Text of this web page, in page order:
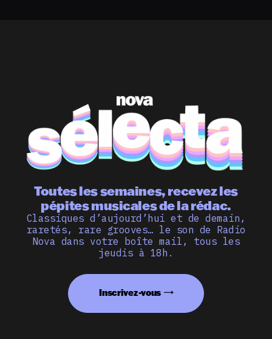
Toutes les semaines, recevez les
pépites musicales de la rédac.
Classiques d’aujourd’hui et de demain,
raretés, rare grooves… le son de Radio
Nova dans votre boîte mail, tous les
jeudis à 18h.
Inscrivez-vous